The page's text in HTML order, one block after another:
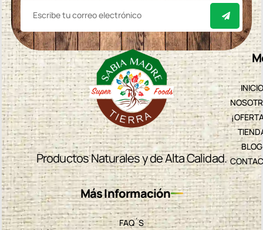
Productos Naturales y de Alta Calidad.
INICIO
BLOG
Más Información
FAQ´S